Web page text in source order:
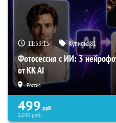
11:53:12 Купили:81
Фотосессия с ИИ: 3
от KK AI
Россия
499 руб.
1290руб.